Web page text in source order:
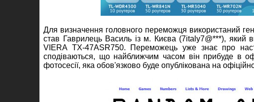
Для визначення головного переможця використаний
став Гаврилець Василь із м. Києва (7italy7@***), який
VIERA TX-47ASR750. Переможець уже знає про
сподіваються, що найближчим часом він прибуде в
фотосесії, яка обов'язково буде опублікована на